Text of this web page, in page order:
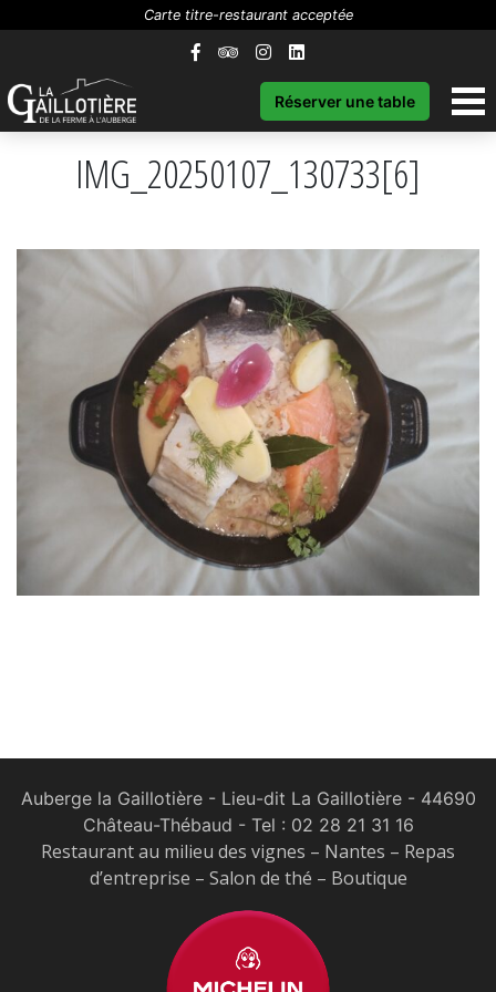
Carte titre-restaurant acceptée
Réserver une table
IMG_20250107_130733[6]
Auberge la Gaillotière - Lieu-dit La Gaillotière - 44690
Château-Thébaud - Tel : 02 28 21 31 16
Restaurant au milieu des vignes – Nantes – Repas
d’entreprise – Salon de thé – Boutique